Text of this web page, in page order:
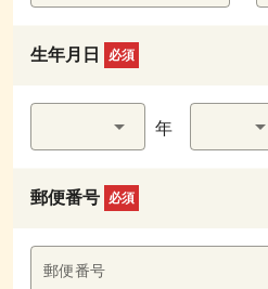
生年月日 必須
年
郵便番号 必須
郵便番号